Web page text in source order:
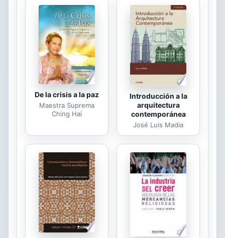
mundo recibi ̤con alivio la noticia del
fin de la dictadura peronista en 1955.
La cad̕a de ese rǧimen arbitrario fue
interpretada como el triunfo de la
libertad. Millones de argentinos, los
que haba̕n luchado de...
De la crisis a la paz
Maestra Suprema
Ching Hai
Introducción a la
arquitectura
contemporánea
José Luis Madia